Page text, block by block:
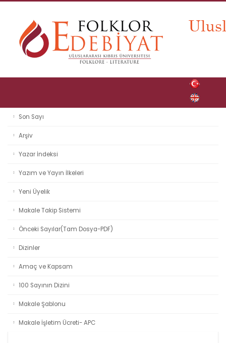
Son Sayı
Arşiv
Yazar İndeksi
Yazım ve Yayın İlkeleri
Yeni Üyelik
Makale Takip Sistemi
Önceki Sayılar(Tam Dosya-PDF)
Dizinler
Amaç ve Kapsam
100 Sayının Dizini
Makale Şablonu
Makale İşletim Ücreti- APC